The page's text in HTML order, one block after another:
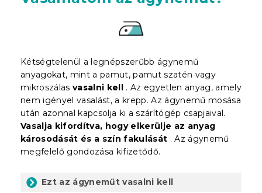
Kétségtelenül a legnépszerűbb ágynemű
anyagokat, mint a pamut, pamut szatén vagy
mikroszálasvasalni kell . Az egyetlen anyag, amely
nem igényel vasalást, a krepp. Az ágynemű mosása
után azonnal kapcsolja ki a szárítógép csapjaival.
Vasalja kifordítva, hogy elkerülje az anyag
károsodását és a szín fakulását . Az ágynemű
megfelelő gondozása kifizetődő.
Ezt az ágyneműt vasalni kell